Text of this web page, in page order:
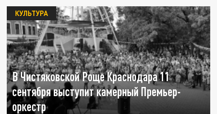
В Чистяковской Роще Краснодара 11
сентября выступит камерный Премьер-
оркестр
КУЛЬТУРА